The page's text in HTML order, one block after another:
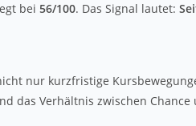
bei 56/100. Das Signal lautet:
nur kurzfristige
das Verhältnis zwischen Chance